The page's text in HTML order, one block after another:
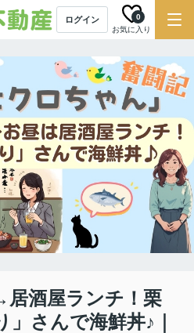
ログイン
お気に入り
0
酒屋ランチ！栗
さんで海鮮丼♪｜